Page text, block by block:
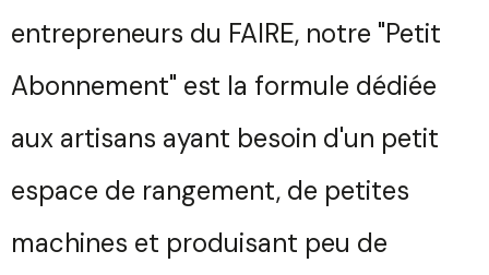
entrepreneurs du FAIRE, notre "Petit
Abonnement" est la formule dédiée
aux artisans ayant besoin d'un petit
espace de rangement, de petites
machines et produisant peu de